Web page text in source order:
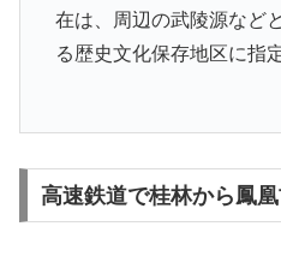
在は、周辺の武陵源など
る歴史文化保存地区に指
高速鉄道で桂林から鳳